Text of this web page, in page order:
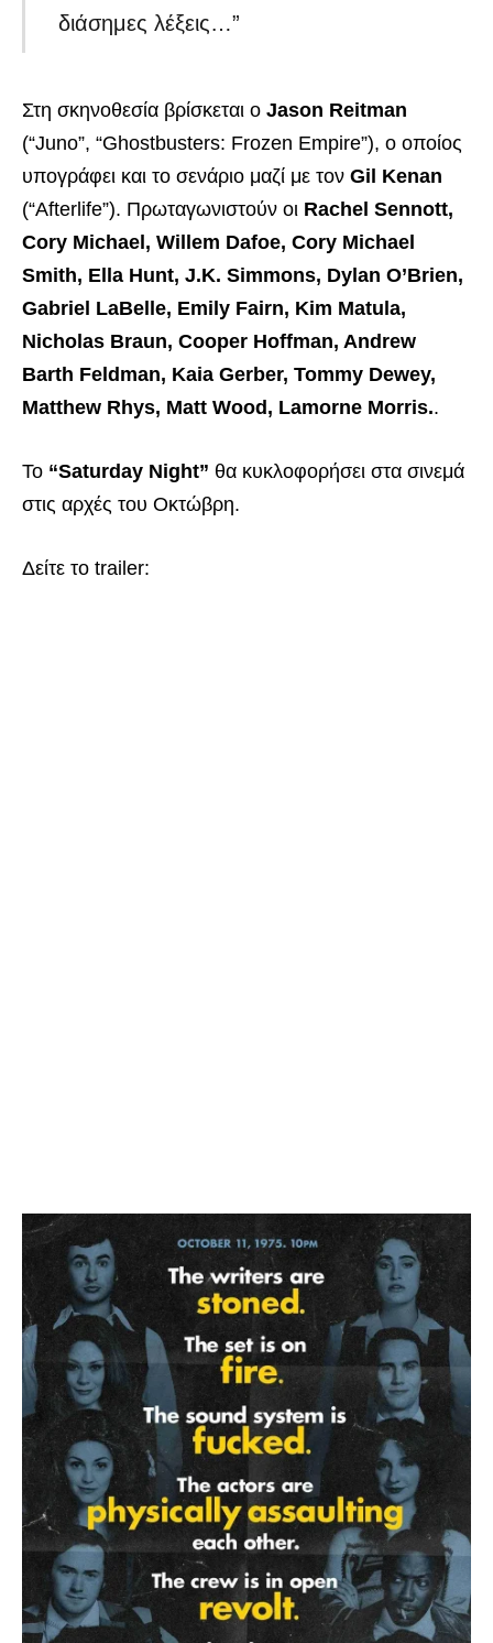
διάσημες λέξεις…”
Στη σκηνοθεσία βρίσκεται ο Jason Reitman
(“Juno”, “Ghostbusters: Frozen Empire”), ο οποίος
υπογράφει και το σενάριο μαζί με τον Gil Kenan
(“Afterlife”). Πρωταγωνιστούν οι Rachel Sennott,
Cory Michael, Willem Dafoe, Cory Michael
Smith, Ella Hunt, J.K. Simmons, Dylan O’Brien,
Gabriel LaBelle, Emily Fairn, Kim Matula,
Nicholas Braun, Cooper Hoffman, Andrew
Barth Feldman, Kaia Gerber, Tommy Dewey,
Matthew Rhys, Matt Wood, Lamorne Morris..
Το “Saturday Night” θα κυκλοφορήσει στα σινεμά
στις αρχές του Οκτώβρη.
Δείτε το trailer: